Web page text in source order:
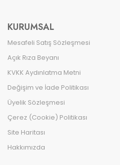
KURUMSAL
Mesafeli Satış Sözleşmesi
Açık Rıza Beyanı
KVKK Aydınlatma Metni
Değişim ve İade Politikası
Üyelik Sözleşmesi
Çerez (Cookie) Politikası
Site Haritası
Hakkımızda